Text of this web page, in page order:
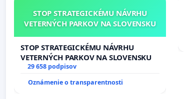
STOP STRATEGICKÉMU NÁVRHU
VETERNÝCH PARKOV NA SLOVENSKU
STOP STRATEGICKÉMU NÁVRHU
VETERNÝCH PARKOV NA SLOVENSKU
29 658 podpisov
Oznámenie o transparentnosti